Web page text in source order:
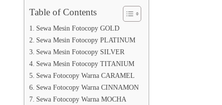
Table of Contents
Sewa Mesin Fotocopy GOLD
Sewa Mesin Fotocopy PLATINUM
Sewa Mesin Fotocopy SILVER
Sewa Mesin Fotocopy TITANIUM
Sewa Fotocopy Warna CARAMEL
Sewa Fotocopy Warna CINNAMON
Sewa Fotocopy Warna MOCHA